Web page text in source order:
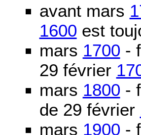
avant mars
1600 est
mars 1700 -
29 février
mars 1800 -
de 29 février
mars 1900 -